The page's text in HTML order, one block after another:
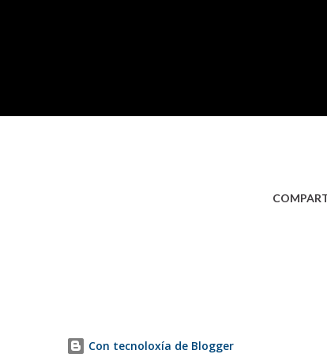
Con tecnoloxía de Blogger